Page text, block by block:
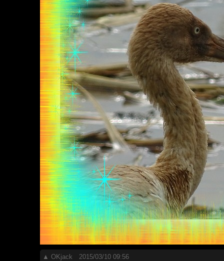
▲ OKjack 2015/03/10 09:56